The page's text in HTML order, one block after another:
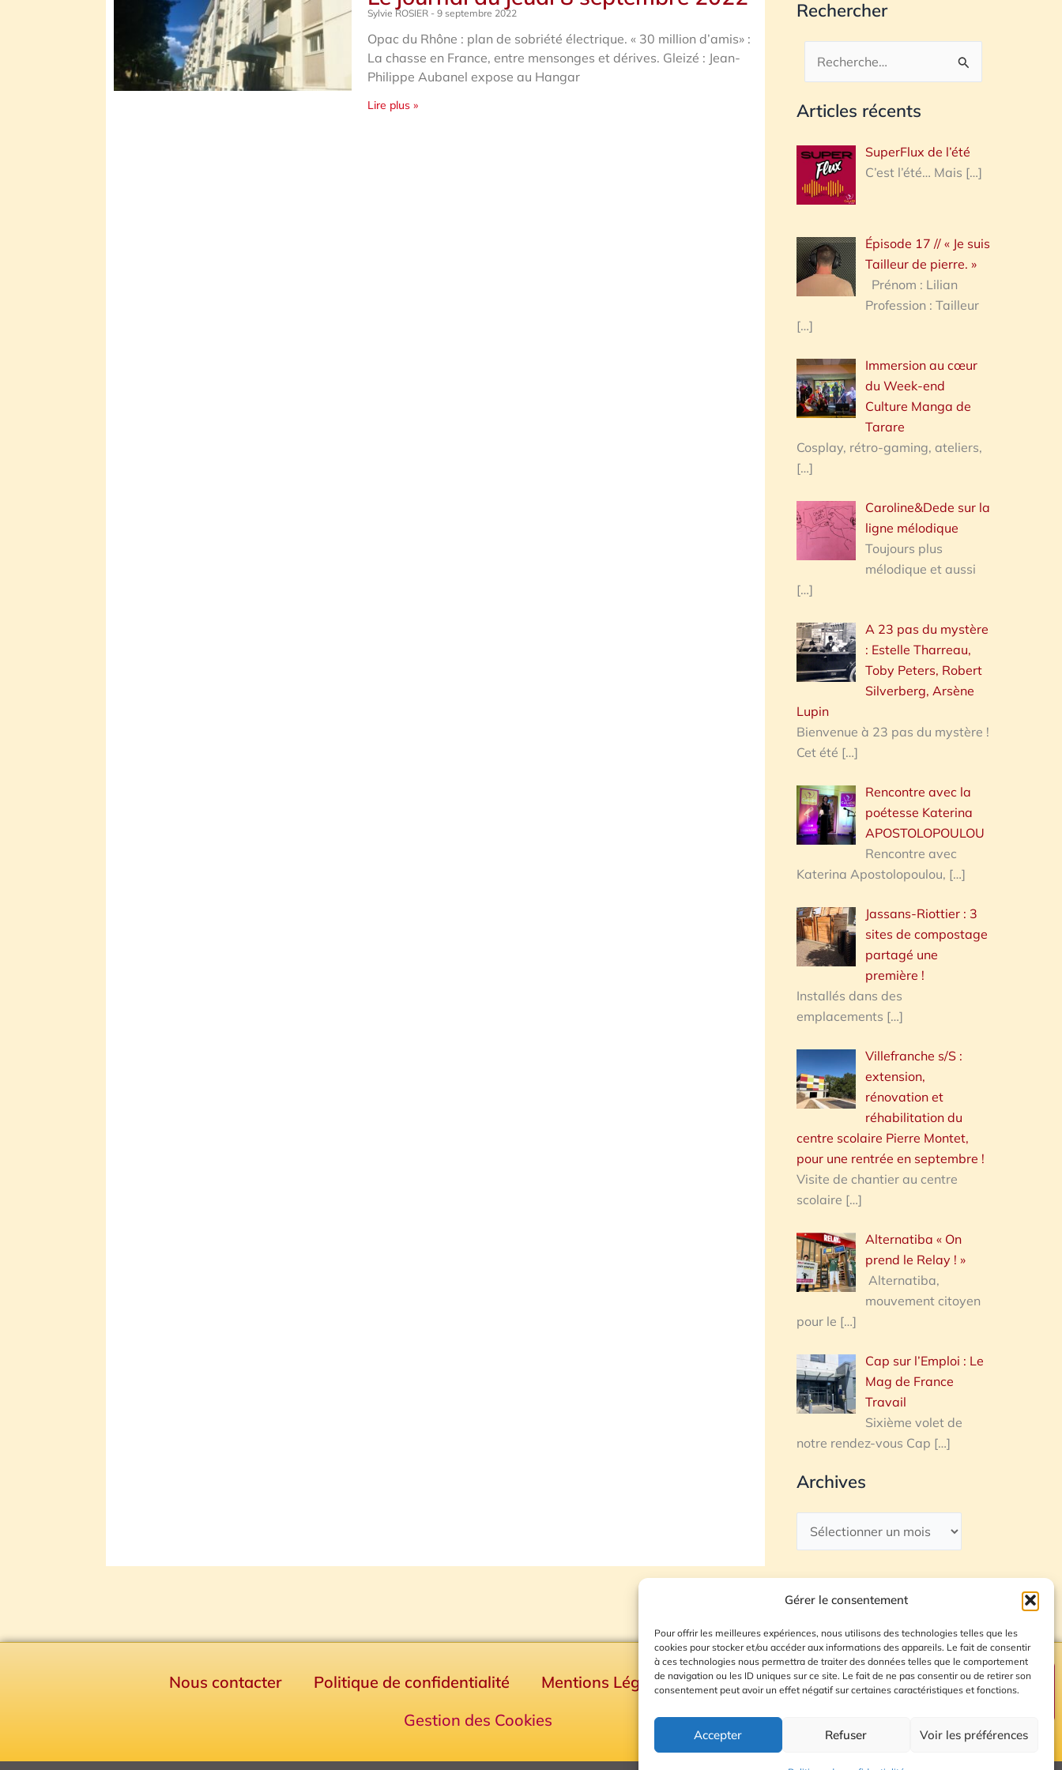
Gérer le consentement
Pour offrir les meilleures expériences, nous utilisons des technologies telles que les
cookies pour stocker et/ou accéder aux informations des appareils. Le fait de consentir
à ces technologies nous permettra de traiter des données telles que le comportement
de navigation ou les ID uniques sur ce site. Le fait de ne pas consentir ou de retirer son
consentement peut avoir un effet négatif sur certaines caractéristiques et fonctions.
Accepter Refuser Voir les préférences
Sylvie ROSIER 9 septembre 2022
Opac du Rhône : plan de sobriété électrique. « 30 million d’amis» :
La chasse en France, entre mensonges et dérives. Gleizé : Jean-
Philippe Aubanel expose au Hangar
Lire plus »
Rechercher
Rechercher :
Articles récents
SuperFlux de l’été
C’est l’été… Mais […]
Épisode 17 // « Je suis
Tailleur de pierre. »
Prénom : Lilian
Profession : Tailleur
[…]
Immersion au cœur
du Week-end
Culture Manga de
Tarare
Cosplay, rétro-gaming, ateliers,
[…]
Caroline&Dede sur la
ligne mélodique
Toujours plus
mélodique et aussi
[…]
A 23 pas du mystère
: Estelle Tharreau,
Toby Peters, Robert
Silverberg, Arsène
Lupin
Bienvenue à 23 pas du mystère !
Cet été […]
Rencontre avec la
poétesse Katerina
APOSTOLOPOULOU
Rencontre avec
Katerina Apostolopoulou, […]
Jassans-Riottier : 3
sites de compostage
partagé une
première !
Installés dans des
emplacements […]
Villefranche s/S :
extension,
rénovation et
réhabilitation du
centre scolaire Pierre Montet,
pour une rentrée en septembre !
Visite de chantier au centre
scolaire […]
Alternatiba « On
prend le Relay ! »
Alternatiba,
mouvement citoyen
pour le […]
Cap sur l’Emploi : Le
Mag de France
Travail
Sixième volet de
notre rendez-vous Cap […]
Archives
Nous contacter Politique de confidentialité Mentions Légales
Plan du site
Gestion des Cookies